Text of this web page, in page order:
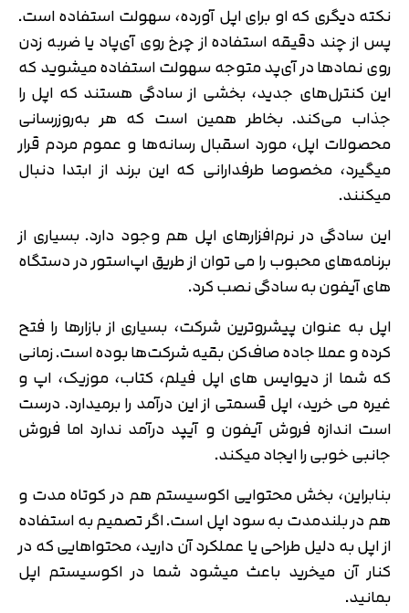
نکته دیگری که او برای اپل آورده، سهولت استفاده است.
پس از چند دقیقه استفاده از چرخ روی آی‌پاد یا ضربه زدن
روی نمادها در آی‌پد متوجه سهولت استفاده میشوید که
این کنترل‌های جدید، بخشی از سادگی هستند که اپل را
جذاب می‌کند. بخاطر همین است که هر به‌روزرسانی
محصولات اپل، مورد اسقبال رسانه‌ها و عموم مردم قرار
میگیرد، مخصوصا طرفدارانی که این برند از ابتدا دنبال
میکنند.
این سادگی در نرم‌افزارهای اپل هم وجود دارد. بسیاری از
برنامه‌های محبوب را می توان از طریق اپ‌استور در دستگاه
های آیفون به سادگی نصب کرد.
اپل به عنوان پیشروترین شرکت، بسیاری از بازارها را فتح
کرده و عملا جاده صاف‌کن بقیه شرکت‌ها بوده است. زمانی
که شما از دیوایس های اپل فیلم، کتاب، موزیک، اپ و
غیره می خرید، اپل قسمتی از این درآمد را برمیدارد. درست
است اندازه فروش آیفون و آیپد درآمد ندارد اما فروش
جانبی خوبی را ایجاد میکند.
بنابراین، بخش محتوایی اکوسیستم هم در کوتاه مدت و
هم در بلندمدت به سود اپل است. اگر تصمیم به استفاده
از اپل به دلیل طراحی یا عملکرد آن دارید، محتواهایی که در
کنار آن میخرید باعث میشود شما در اکوسیستم اپل
بمانید.